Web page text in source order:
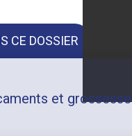
CE DOSSIER
et grossesse